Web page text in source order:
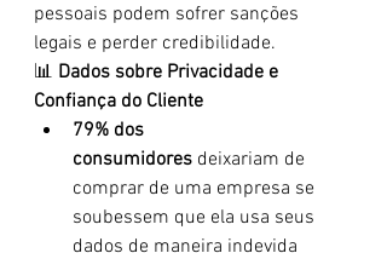
pessoais podem sofrer sanções
legais e perder credibilidade.
📊 Dados sobre Privacidade e
Confiança do Cliente
79% dos
consumidores deixariam de
comprar de uma empresa se
soubessem que ela usa seus
dados de maneira indevida